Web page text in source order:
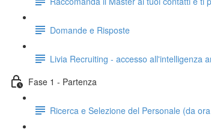
Domande e Risposte
Livia Recruiting - accesso all'intelligenza
Fase 1 - Partenza
Ricerca e Selezione del Personale (da